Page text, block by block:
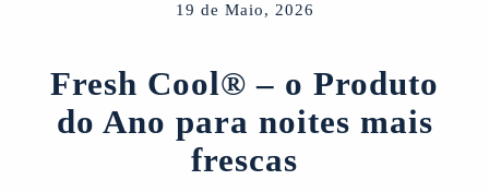
19 de Maio, 2026
Fresh Cool® – o Produto
do Ano para noites mais
frescas